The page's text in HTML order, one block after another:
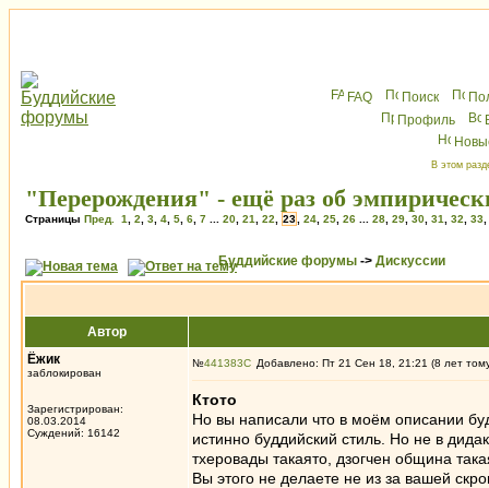
FAQ Поиск
Профиль
В этом
"Перерождения" - ещё раз об
Страницы Пред. 1 2 3 4 5 6 7 20 21 22 23 24 25 26 28 29 30 31 32 33
Буддийские форумы -> Дискуссии
Автор
Ёжик
заблокирован
Зарегистрирован:
08.03.2014
Суждений: 16142
№441383 Добавлено: Пт 21 Сен 18, 21:21 (8 лет
Ктото
Но вы написали что в моём описании
истинно буддийский стиль. Но не в
тхеровады такаято, дзогчен община
Вы этого не делаете не из за вашей